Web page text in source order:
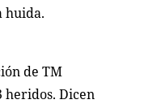
huida.
de TM
heridos. Dicen